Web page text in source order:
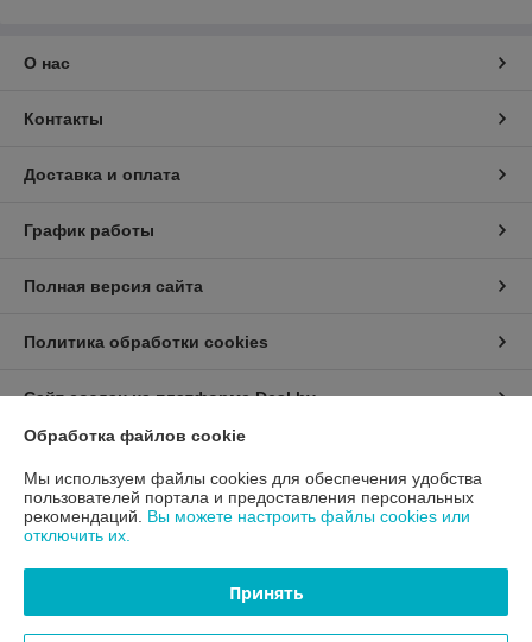
О нас
Контакты
Доставка и оплата
График работы
Полная версия сайта
Политика обработки cookies
Сайт создан на платформе Deal.by
Информация для покупателя
Юридическое лицо:ООО "ЦКМФ-БЕЛ"
223043 РБ, Минская обл., Минский р-н, Папернянский с/с, 84А-3
Регистрационный номер ЕГР: 192922947
Обработка файлов cookie
Мы используем файлы cookies для обеспечения удобства
пользователей портала и предоставления персональных
рекомендаций. Вы можете настроить файлы cookies или
отключить их.
Принять